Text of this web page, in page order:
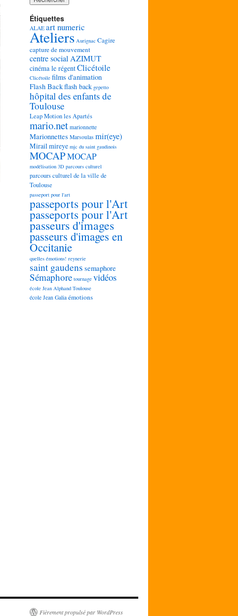
Étiquettes
ALAE art numeric
Ateliers Aurignac Cagire
capture de mouvement
centre social AZIMUT
cinéma le régentClicétoile
Clicétoile films d'animation
Flash Backflash back gepetto
hôpital des enfants de
Toulouse
Leap Motionles Apartés
mario.net marionnette
Marionnettes Marsoulas mir(eye)
Mirailmireye mjc du saint gaudinois
MOCAPMOCAP
modélisation 3D parcours culturel
parcours culturel de la ville de
Toulouse
passeport pour l'art
passeports pour l'Art
passeports pour l'Art
passeurs d'images
passeurs d'images en
Occitanie
quelles émotions! reynerie
saint gaudens semaphore
Sémaphore tournage vidéos
école Jean Alphand Toulouse
école Jean Galia émotions
Fièrement propulsé par WordPress